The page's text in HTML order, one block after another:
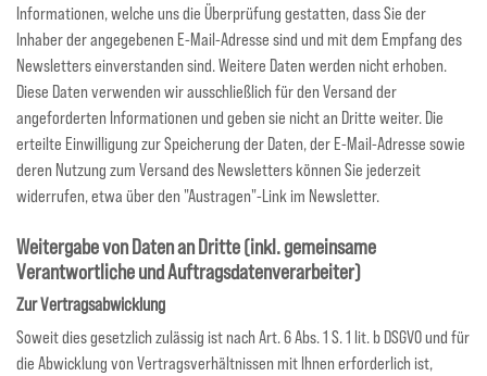
Informationen, welche uns die Überprüfung gestatten, dass Sie der
Inhaber der angegebenen E-Mail-Adresse sind und mit dem Empfang des
Newsletters einverstanden sind. Weitere Daten werden nicht erhoben.
Diese Daten verwenden wir ausschließlich für den Versand der
angeforderten Informationen und geben sie nicht an Dritte weiter. Die
erteilte Einwilligung zur Speicherung der Daten, der E-Mail-Adresse sowie
deren Nutzung zum Versand des Newsletters können Sie jederzeit
widerrufen, etwa über den "Austragen"-Link im Newsletter.
Weitergabe von Daten an Dritte (inkl. gemeinsame
Verantwortliche und Auftragsdatenverarbeiter)
Zur Vertragsabwicklung
Soweit dies gesetzlich zulässig ist nach Art. 6 Abs. 1 S. 1 lit. b DSGVO und für
die Abwicklung von Vertragsverhältnissen mit Ihnen erforderlich ist,